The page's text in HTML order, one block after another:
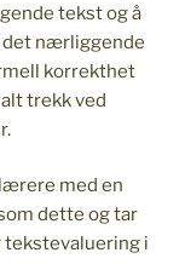
tekst og å
det nærliggende
korrekthet
trekk ved
med en
dette og tar
i